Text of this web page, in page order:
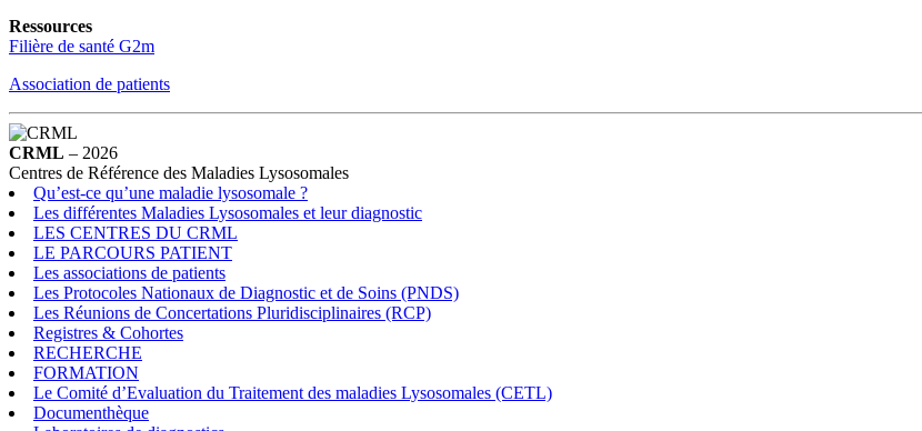
Ressources
Filière de santé G2m
Association de patients
CRML – 2026
Centres de Référence des Maladies Lysosomales
Qu’est-ce qu’une maladie lysosomale ?
Les différentes Maladies Lysosomales et leur diagnostic
LES CENTRES DU CRML
LE PARCOURS PATIENT
Les associations de patients
Les Protocoles Nationaux de Diagnostic et de Soins (PNDS)
Les Réunions de Concertations Pluridisciplinaires (RCP)
Registres & Cohortes
RECHERCHE
FORMATION
Le Comité d’Evaluation du Traitement des maladies Lysosomales (CETL)
Documenthèque